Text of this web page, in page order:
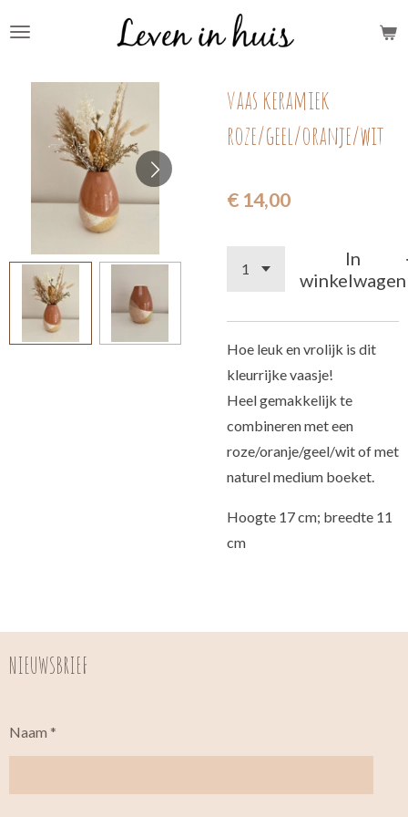
hoofdinhoud
vaas keramiek
roze/geel/oranje/wit
€ 14,00
In
winkelwagen
Hoe leuk en vrolijk is dit
kleurrijke vaasje!
Heel gemakkelijk te
combineren met een
roze/oranje/geel/wit of met
naturel medium boeket.
Hoogte 17 cm; breedte 11
cm
NIEUWSBRIEF
Naam *